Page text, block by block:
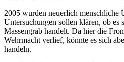
2005 wurden neuerlich menschliche
Untersuchungen sollen klären, ob es
Massengrab handelt. Da hier die
Wehrmacht verlief, könnte es sich
handeln.